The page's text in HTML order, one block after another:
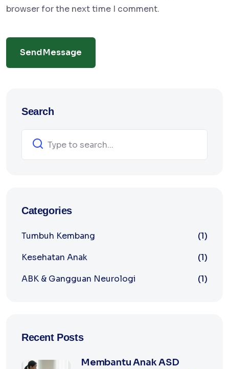
browser for the next time I comment.
Send Message
Search
Categories
Tumbuh Kembang
(1)
Kesehatan Anak
(1)
ABK & Gangguan Neurologi
(1)
Recent Posts
Membantu Anak ASD